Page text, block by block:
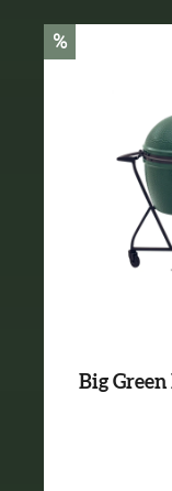
%
Big Green